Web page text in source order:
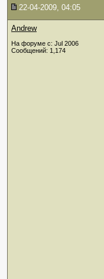
22-04-2009, 04:05
Andrew
На форуме с: Jul 2006
Сообщений: 1,174